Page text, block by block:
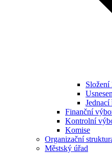
Složení
Jednací
Finanční
Kontrolní
Komise
Organizační
Městský úřad